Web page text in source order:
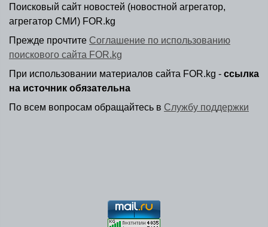
Поисковый сайт новостей (новостной агрегатор,
агрегатор СМИ) FOR.kg
Прежде прочтите Соглашение по использованию
поискового сайта FOR.kg
При использовании материалов сайта FOR.kg - ссылка
на источник обязательна
По всем вопросам обращайтесь в Службу поддержки